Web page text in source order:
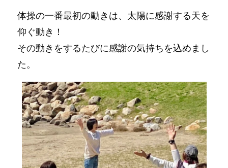
体操の一番最初の動きは、太陽に感謝する天を
仰ぐ動き！
その動きをするたびに感謝の気持ちを込めまし
た。